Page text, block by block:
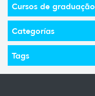
Cursos de graduação
Categorías
Tags